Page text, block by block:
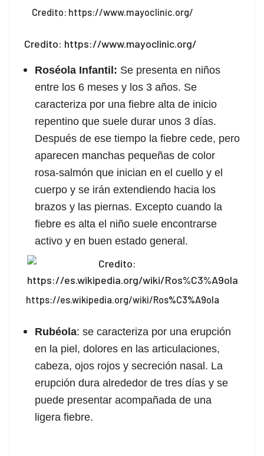
Panel
Panel
Panel
panel
panel
panel
Panel
Credito: https://www.mayoclinic.org/
Credito: https://www.mayoclinic.org/
Roséola Infantil: Se presenta en niños
entre los 6 meses y los 3 años. Se
caracteriza por una fiebre alta de inicio
repentino que suele durar unos 3 días.
Después de ese tiempo la fiebre cede, pero
aparecen manchas pequeñas de color
rosa-salmón que inician en el cuello y el
cuerpo y se irán extendiendo hacia los
brazos y las piernas. Excepto cuando la
fiebre es alta el niño suele encontrarse
activo y en buen estado general.
https://es.wikipedia.org/wiki/Ros%C3%A9ola
Rubéola: se caracteriza por una erupción
en la piel, dolores en las articulaciones,
cabeza, ojos rojos y secreción nasal. La
erupción dura alrededor de tres días y se
puede presentar acompañada de una
ligera fiebre.